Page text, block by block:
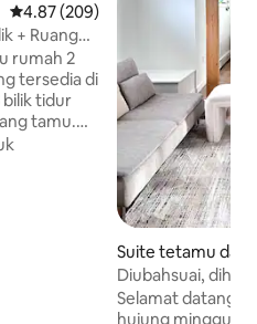
Penarafan purata 4.87 daripada
4.87 (209)
+ Ruang
rumah 2
tersedia di
tidur
tamu.
dengan
Suite tetamu
uth
Diubahsuai,
lokasi utama
Selamat datang! Mencari percutian
hujung minggu